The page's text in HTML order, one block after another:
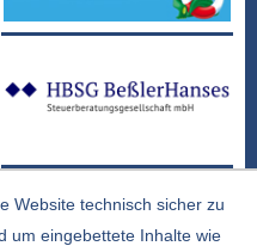
Website technisch sicher zu
um eingebettete Inhalte wie